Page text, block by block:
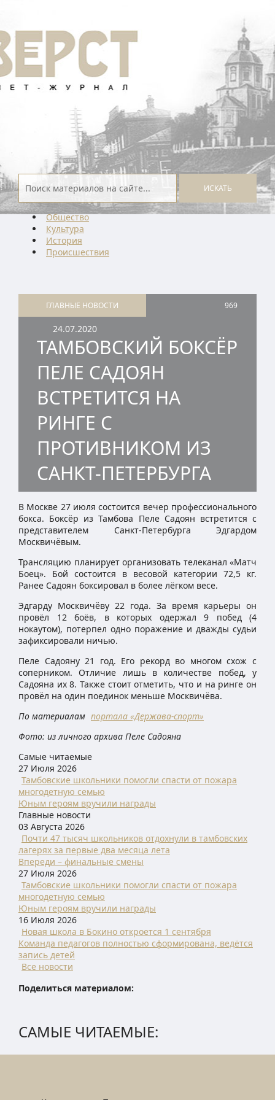
ИСКАТЬ
Общество
Культура
История
Проиcшествия
ГЛАВНЫЕ НОВОСТИ 969
24.07.2020
ТАМБОВСКИЙ БОКСЁР
ПЕЛЕ САДОЯН
ВСТРЕТИТСЯ НА
РИНГЕ С
ПРОТИВНИКОМ ИЗ
САНКТ-ПЕТЕРБУРГА
В Москве 27 июля состоится вечер профессионального
бокса. Боксёр из Тамбова Пеле Садоян встретится с
представителем Санкт-Петербурга Эдгардом
Москвичёвым.
Трансляцию планирует организовать телеканал «Матч
Боец». Бой состоится в весовой категории 72,5 кг.
Ранее Садоян боксировал в более лёгком весе.
Эдгарду Москвичёву 22 года. За время карьеры он
провёл 12 боёв, в которых одержал 9 побед (4
нокаутом), потерпел одно поражение и дважды судьи
зафиксировали ничью.
Пеле Садояну 21 год. Его рекорд во многом схож с
соперником. Отличие лишь в количестве побед, у
Садояна их 8. Также стоит отметить, что и на ринге он
провёл на один поединок меньше Москвичёва.
По материалам портала «Держава-спорт»
Фото: из личного архива Пеле Садояна
Самые читаемые
27 Июля 2026
Тамбовские школьники помогли спасти от пожара
многодетную семью
Юным героям вручили награды
Главные новости
03 Августа 2026
Почти 47 тысяч школьников отдохнули в тамбовских
лагерях за первые два месяца лета
Впереди – финальные смены
27 Июля 2026
Тамбовские школьники помогли спасти от пожара
многодетную семью
Юным героям вручили награды
16 Июля 2026
Новая школа в Бокино откроется 1 сентября
Команда педагогов полностью сформирована, ведётся
запись детей
Все новости
Поделиться материалом:
САМЫЕ ЧИТАЕМЫЕ: